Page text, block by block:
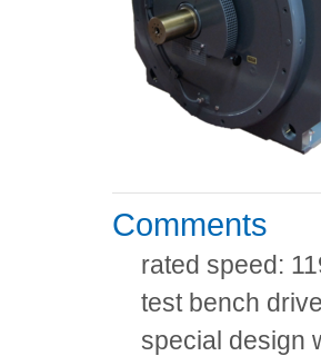
Comments
rated speed:
test bench
special design